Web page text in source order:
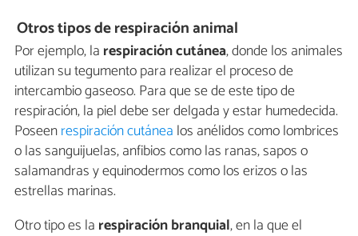
Otros tipos de respiración animal
Por ejemplo, la respiración cutánea, donde los animales
utilizan su tegumento para realizar el proceso de
intercambio gaseoso. Para que se de este tipo de
respiración, la piel debe ser delgada y estar humedecida.
Poseenrespiración cutánea los anélidos como lombrices
o las sanguijuelas, anfibios como las ranas, sapos o
salamandras y equinodermos como los erizos o las
estrellas marinas.
Otro tipo es la respiración branquial, en la que el